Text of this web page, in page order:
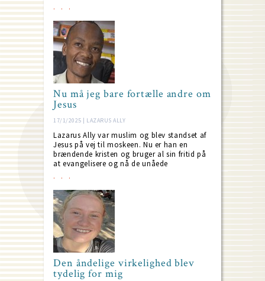
Nu må jeg bare fortælle andre om
Jesus
17/1/2025 | LAZARUS ALLY
Lazarus Ally var muslim og blev standset af
Jesus på vej til moskeen. Nu er han en
brændende kristen og bruger al sin fritid på
at evangelisere og nå de unåede
Den åndelige virkelighed blev
tydelig for mig